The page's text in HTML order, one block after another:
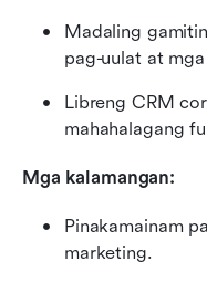
Madaling
pag-uulat at
Libreng CRM
mahahalagang
Mga kalamangan:
Pinakamainam
marketing.